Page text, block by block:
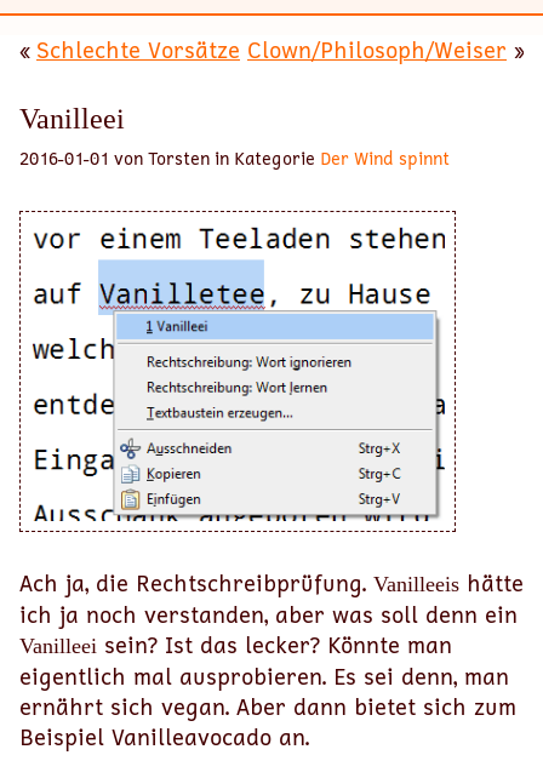
« Schlechte Vorsätze Clown/Philosoph/Weiser »
Vanilleei
2016-01-01 von Torsten in Kategorie Der Wind spinnt
Ach ja, die Rechtschreibprüfung. Vanilleeis hätte
ich ja noch verstanden, aber was soll denn ein
Vanilleei sein? Ist das lecker? Könnte man
eigentlich mal ausprobieren. Es sei denn, man
ernährt sich vegan. Aber dann bietet sich zum
Beispiel Vanilleavocado an.